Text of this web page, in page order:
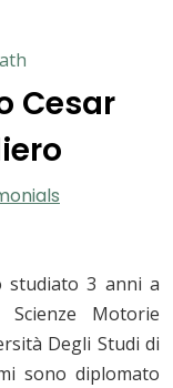
Cesar
studiato 3 anni a
Motorie
Degli Studi di
sono diplomato